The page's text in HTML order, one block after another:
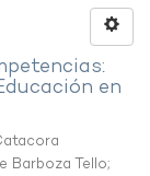
en
Barboza Tello;